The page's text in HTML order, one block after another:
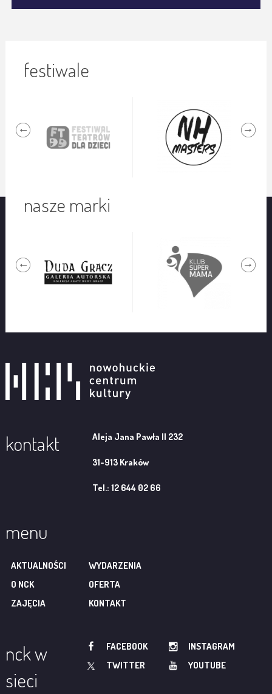
festiwale
nasze marki
kontakt Aleja Jana Pawła II 232
31-913 Kraków
Tel.: 12 644 02 66
menu
AKTUALNOŚCI
WYDARZENIA
O NCK
OFERTA
ZAJĘCIA
KONTAKT
nck w
sieci
FACEBOOK
INSTAGRAM
TWITTER
YOUTUBE